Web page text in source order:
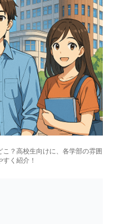
？高校生向けに、各学部の雰囲
く紹介！